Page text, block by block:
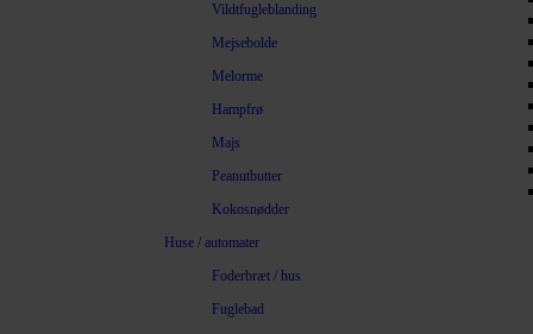
Vildtfugleblanding
Mejsebolde
Melorme
Hampfrø
Majs
Peanutbutter
Kokosnødder
Huse / automater
Foderbræt / hus
Fuglebad